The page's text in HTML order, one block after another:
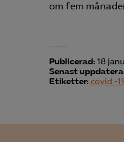
om fem
Publicerad: 18
Senast
Etiketter: covid -